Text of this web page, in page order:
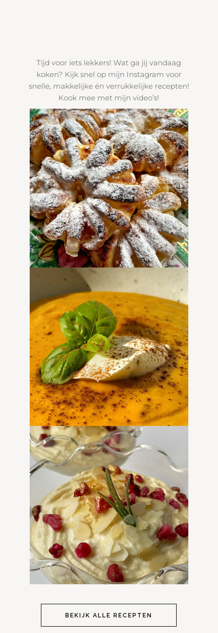
Tijd voor iets lekkers! Wat ga jij vandaag
koken? Kijk snel op mijn Instagram voor
snelle, makkelijke én verrukkelijke recepten!
Kook mee met mijn video’s!
BEKIJK ALLE RECEPTEN